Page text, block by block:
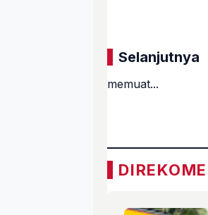
Selanjutnya
memuat...